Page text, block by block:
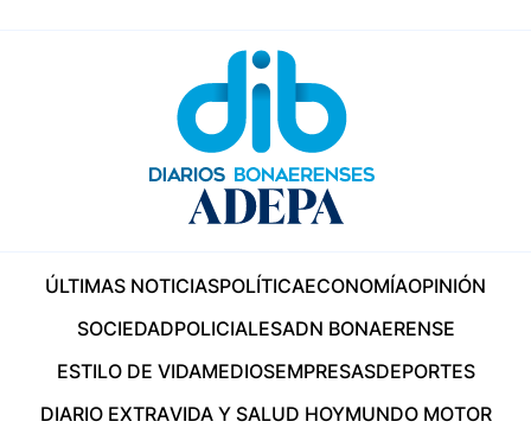
ÚLTIMAS NOTICIASPOLÍTICAECONOMÍAOPINIÓN
SOCIEDADPOLICIALESADN BONAERENSE
ESTILO DE VIDAMEDIOSEMPRESASDEPORTES
DIARIO EXTRAVIDA Y SALUD HOYMUNDO MOTOR